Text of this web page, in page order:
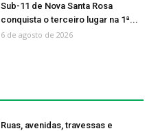
Sub-11 de Nova Santa Rosa
conquista o terceiro lugar na 1ª...
6 de agosto de 2026
Ruas, avenidas, travessas e